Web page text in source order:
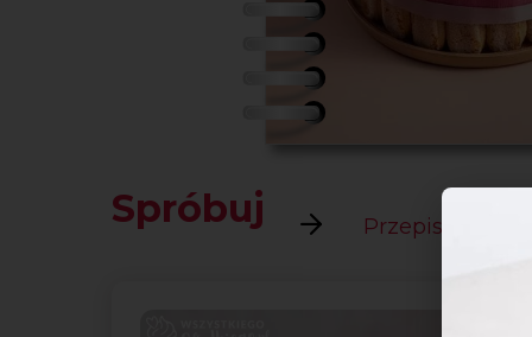
Spróbuj Przepisy